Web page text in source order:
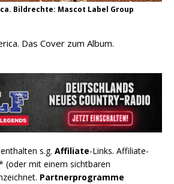
Bildrechte: Mascot Label Group
Das Cover zum Album.
s.g. Affiliate-Links. Affiliate-
(oder mit einem sichtbaren
Partnerprogramme